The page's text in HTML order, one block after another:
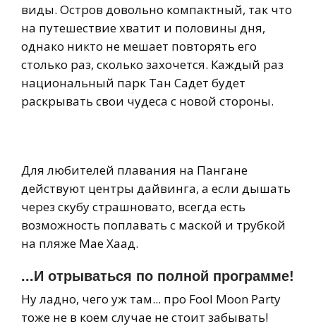
виды. Остров довольно компактный, так что
на путешествие хватит и половины дня,
однако никто не мешает повторять его
столько раз, сколько захочется. Каждый раз
национальный парк Тан Садет будет
раскрывать свои чудеса с новой стороны.
Для любителей плавания на Пангане
действуют центры дайвинга, а если дышать
через скубу страшновато, всегда есть
возможность поплавать с маской и трубкой
на пляже Мае Хаад.
...И отрываться по полной программе!
Ну ладно, чего уж там... про Fool Moon Party
тоже не в коем случае не стоит забывать!